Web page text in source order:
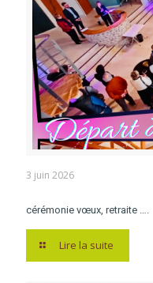
3 juin 2026
cérémonie vœux, retraite ….
Lire la suite